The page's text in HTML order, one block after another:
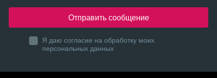
Отправить сообщение
Я даю согласие на обработку моих
персональных данных